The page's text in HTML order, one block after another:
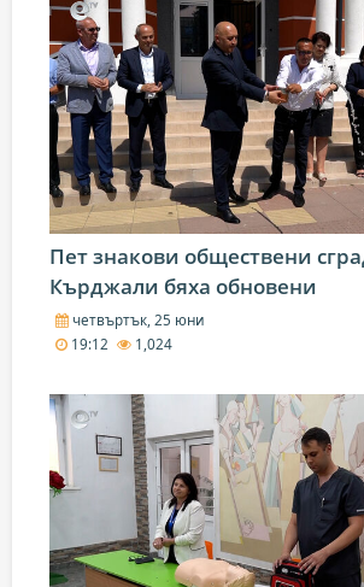
Пет знакови обществени
Кърджали бяха обновени
четвъртък, 25 юни
19:12
1,024